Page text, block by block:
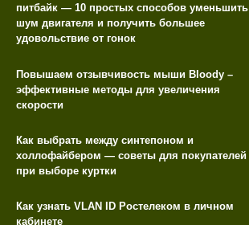
питбайк — 10 простых способов уменьшить
шум двигателя и получить большее
удовольствие от гонок
Повышаем отзывчивость мыши Bloody –
эффективные методы для увеличения
скорости
Как выбрать между синтепоном и
холлофайбером — советы для покупателей
при выборе куртки
Как узнать VLAN ID Ростелеком в личном
кабинете